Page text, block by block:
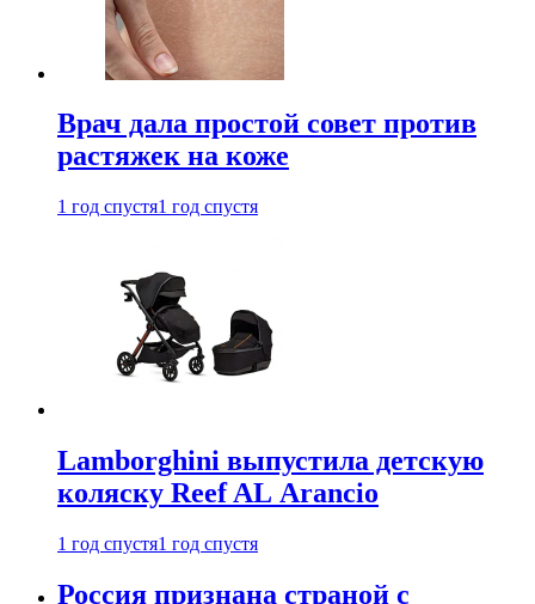
Врач дала простой совет против
растяжек на коже
1 год спустя1 год спустя
Lamborghini выпустила детскую
коляску Reef AL Arancio
1 год спустя1 год спустя
Россия признана страной с